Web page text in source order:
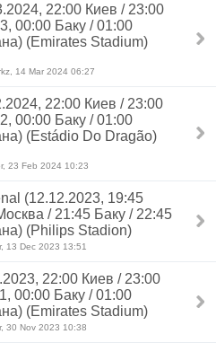
22:00 Киев / 23:00
00:00 Баку / 01:00
(Emirates Stadium)
14 Mar 2024 06:27
22:00 Киев / 23:00
00:00 Баку / 01:00
(Estádio Do Dragão)
23 Feb 2024 10:23
(12.12.2023, 19:45
/ 21:45 Баку / 22:45
(Philips Stadion)
13 Dec 2023 13:51
22:00 Киев / 23:00
00:00 Баку / 01:00
(Emirates Stadium)
30 Nov 2023 10:38